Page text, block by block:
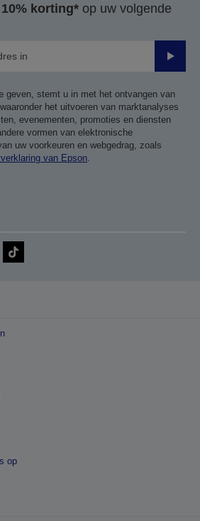
10% korting* op uw volgende
geven, stemt u in met het ontvangen van
het uitvoeren van marktanalyses
evenementen, promoties en diensten
vormen van elektronische
uw voorkeuren en webgedrag, zoals
van Epson
op